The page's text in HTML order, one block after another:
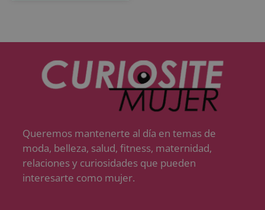
Queremos mantenerte al día en temas de
moda, belleza, salud, fitness, maternidad,
relaciones y curiosidades que pueden
interesarte como mujer.